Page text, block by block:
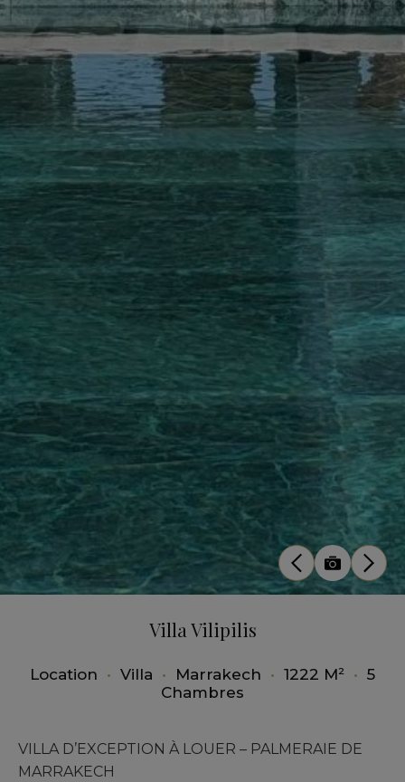
Villa Vilipilis
Location • Villa • Marrakech • 1222 M² • 5
Chambres
VILLA D’EXCEPTION À LOUER – PALMERAIE DE
MARRAKECH
Louer Villa 12 pièces 1250 m² Marrakech